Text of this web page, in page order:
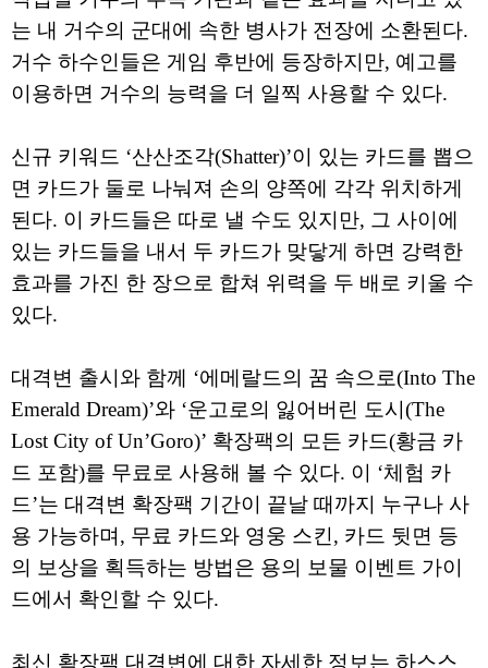
는 내 거수의 군대에 속한 병사가 전장에 소환된다.
거수 하수인들은 게임 후반에 등장하지만, 예고를
이용하면 거수의 능력을 더 일찍 사용할 수 있다.
신규 키워드 ‘산산조각(Shatter)’이 있는 카드를 뽑으
면 카드가 둘로 나눠져 손의 양쪽에 각각 위치하게
된다. 이 카드들은 따로 낼 수도 있지만, 그 사이에
있는 카드들을 내서 두 카드가 맞닿게 하면 강력한
효과를 가진 한 장으로 합쳐 위력을 두 배로 키울 수
있다.
대격변 출시와 함께 ‘에메랄드의 꿈 속으로(Into The
Emerald Dream)’와 ‘운고로의 잃어버린 도시(The
Lost City of Un’Goro)’ 확장팩의 모든 카드(황금 카
드 포함)를 무료로 사용해 볼 수 있다. 이 ‘체험 카
드’는 대격변 확장팩 기간이 끝날 때까지 누구나 사
용 가능하며, 무료 카드와 영웅 스킨, 카드 뒷면 등
의 보상을 획득하는 방법은 용의 보물 이벤트 가이
드에서 확인할 수 있다.
최신 확장팩 대격변에 대한 자세한 정보는 하스스